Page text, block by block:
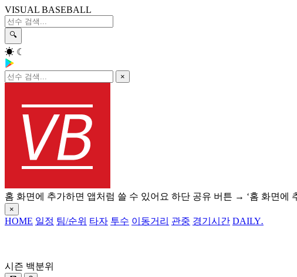
VISUAL BASEBALL
🔍
☀ ☾
×
홈 화면에 추가하면 앱처럼 쓸 수 있어요 하단 공유 버튼 → ‘홈 화면에
×
HOME 일정 팀/순위 타자 투수 이동거리 관중 경기시간 DAILY.
시즌 백분위